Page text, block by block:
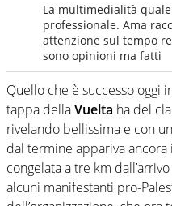
La multimedialità
professionale. Ama
attenzione sul tempo
sono opinioni ma fatti
Quello che è successo oggi
tappa dellaVuelta ha del
rivelando bellissima e con
dal termine appariva
congelata a tre km
alcuni manifestanti pro-